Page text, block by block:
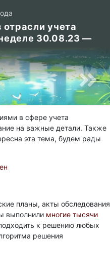
учета
30.08.23 —
в сфере учета
на важные детали. Также
эта тема, будем рады
планы, акты обследования
выполнили многие тысячи
к решению любых
решения